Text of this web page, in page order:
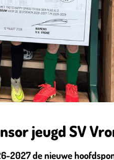
jeugd SV
2027 de nieuwe